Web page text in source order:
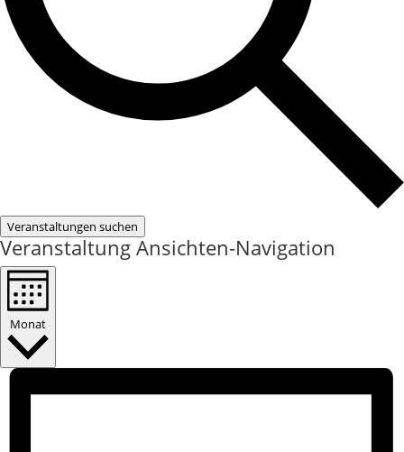
Veranstaltungen suchen
Veranstaltung Ansichten-Navigation
Monat